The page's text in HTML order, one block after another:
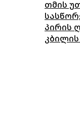
თმის
პირის
კბილის